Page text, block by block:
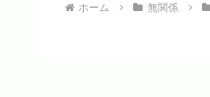
ホーム 無関係